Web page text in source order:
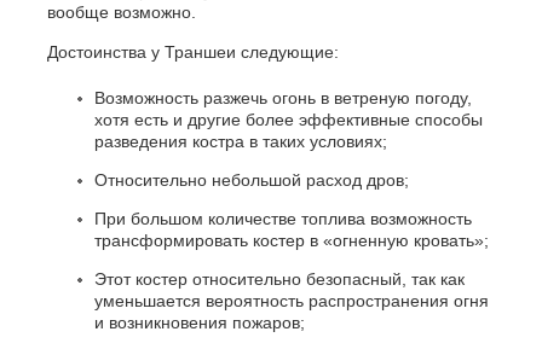
вообще возможно.
Достоинства у Траншеи следующие:
Возможность разжечь огонь в ветреную погоду,
хотя есть и другие более эффективные способы
разведения костра в таких условиях;
Относительно небольшой расход дров;
При большом количестве топлива возможность
трансформировать костер в «огненную кровать»;
Этот костер относительно безопасный, так как
уменьшается вероятность распространения огня
и возникновения пожаров;